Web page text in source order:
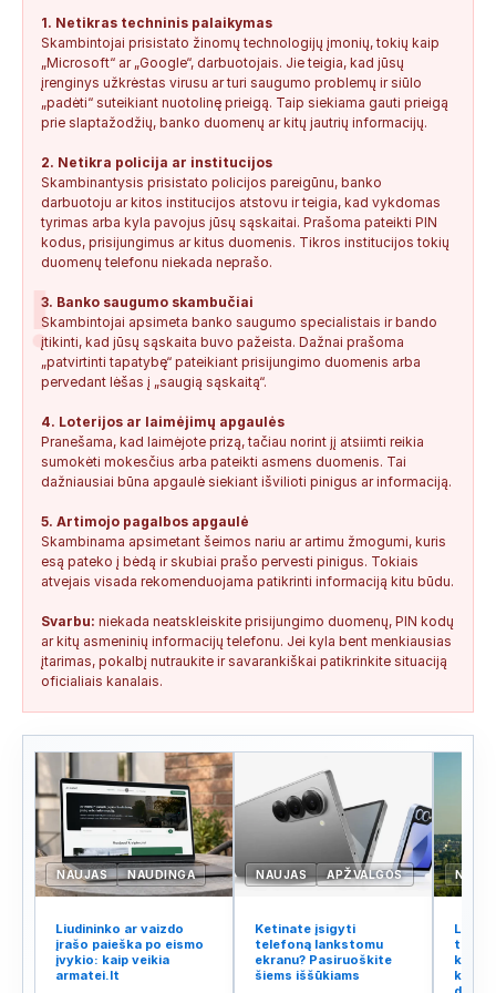
Anonimas: Gauta SMS žinutė: " Moters neturi?
NEPATIKIMAS +37060388940 2026-08-02 0
Keista: Sukčių stacionaraus telefono numeris tiesiog Vilniaus
+37052041945 2026-08-01
!
1. Netikras techninis palaikymas
Skambintojai prisistato žinomų technologijų įmonių, tokių kaip
„Microsoft“ ar „Google“, darbuotojais. Jie teigia, kad jūsų
įrenginys užkrėstas virusu ar turi saugumo problemų ir siūlo
„padėti“ suteikiant nuotolinę prieigą. Taip siekiama gauti prieigą
prie slaptažodžių, banko duomenų ar kitų jautrių informacijų.
2. Netikra policija ar institucijos
Skambinantysis prisistato policijos pareigūnu, banko
darbuotoju ar kitos institucijos atstovu ir teigia, kad vykdomas
tyrimas arba kyla pavojus jūsų sąskaitai. Prašoma pateikti PIN
kodus, prisijungimus ar kitus duomenis. Tikros institucijos tokių
duomenų telefonu niekada neprašo.
3. Banko saugumo skambučiai
Skambintojai apsimeta banko saugumo specialistais ir bando
įtikinti, kad jūsų sąskaita buvo pažeista. Dažnai prašoma
„patvirtinti tapatybę“ pateikiant prisijungimo duomenis arba
pervedant lėšas į „saugią sąskaitą“.
4. Loterijos ar laimėjimų apgaulės
Pranešama, kad laimėjote prizą, tačiau norint jį atsiimti reikia
sumokėti mokesčius arba pateikti asmens duomenis. Tai
dažniausiai būna apgaulė siekiant išvilioti pinigus ar informaciją.
5. Artimojo pagalbos apgaulė
Skambinama apsimetant šeimos nariu ar artimu žmogumi, kuris
esą pateko į bėdą ir skubiai prašo pervesti pinigus. Tokiais
atvejais visada rekomenduojama patikrinti informaciją kitu būdu.
Svarbu: niekada neatskleiskite prisijungimo duomenų, PIN kodų
ar kitų asmeninių informacijų telefonu. Jei kyla bent menkiausias
įtarimas, pokalbį nutraukite ir savarankiškai patikrinkite situaciją
oficialiais kanalais.
NAUJAS NAUDINGA
Liudininko ar vaizdo
įrašo paieška po eismo
įvykio: kaip veikia
armatei.lt
NAUJAS APŽVALGOS
Ketinate įsigyti
telefoną lankstomu
ekranu? Pasiruoškite
šiems iššūkiams
tinklo
kodėl
kalba